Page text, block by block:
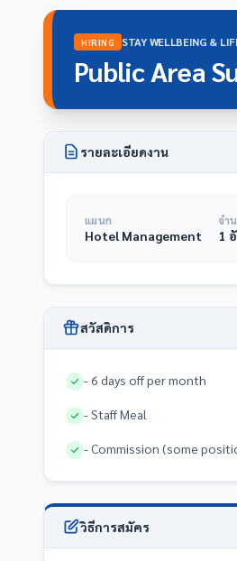
HIRING STAY WELLBEING &
Public Area
รายละเอียดงาน
แผนก
Hotel Management
จำ
1
สวัสดิการ
- 6 days off per month
- Staff Meal
- Commission (some
วิธีการสมัคร